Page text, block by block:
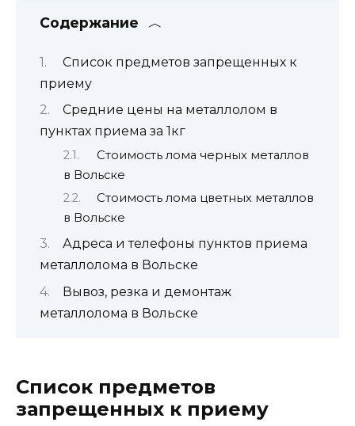
Содержание
Список предметов запрещенных к
приему
Средние цены на металлолом в
пунктах приема за 1кг
Стоимость лома черных металлов
в Вольске
Стоимость лома цветных металлов
в Вольске
Адреса и телефоны пунктов приема
металлолома в Вольске
Вывоз, резка и демонтаж
металлолома в Вольске
Список предметов
запрещенных к приему